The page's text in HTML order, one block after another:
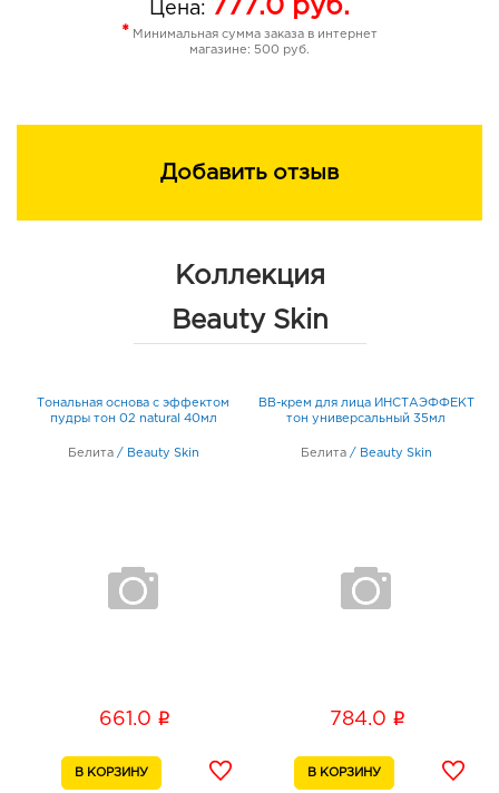
Цена: 777.0 руб.
* Минимальная сумма заказа в интернет
магазине: 500 руб.
Добавить отзыв
Коллекция
Beauty Skin
Тональная основа с эффектом
пудры тон 02 natural 40мл
Белита / Beauty Skin
661.0 i
BB-крем для лица ИНСТАЭФФЕКТ
тон универсальный 35мл
Белита / Beauty Skin
784.0 i